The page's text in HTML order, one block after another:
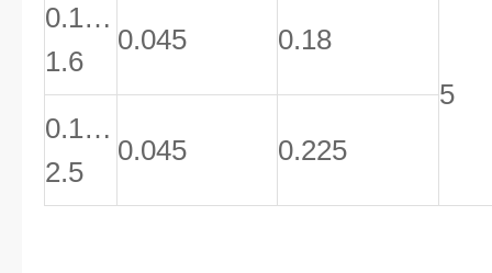
0.1…
1.6
0.045
0.18
5
0.1…
2.5
0.045 0.225